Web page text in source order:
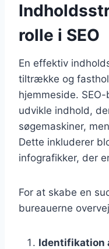
rolle i SEO
En effektiv
tiltrække og
hjemmeside.
udvikle indhold,
søgemaskiner,
Dette inkluderer
infografikker, der
For at skabe en
bureauerne
Identifikation